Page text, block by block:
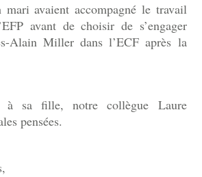
mari avaient accompagné le travail
avant de choisir de s’engager
Alain Miller dans l’ECF après la
à sa fille, notre collègue Laure
pensées.